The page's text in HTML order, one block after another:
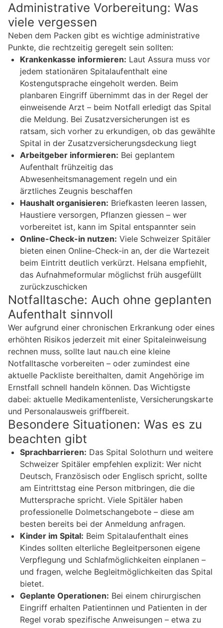
Administrative Vorbereitung: Was
viele vergessen
Neben dem Packen gibt es wichtige administrative
Punkte, die rechtzeitig geregelt sein sollten:
Krankenkasse informieren: Laut Assura muss vor
jedem stationären Spitalaufenthalt eine
Kostengutsprache eingeholt werden. Beim
planbaren Eingriff übernimmt das in der Regel der
einweisende Arzt – beim Notfall erledigt das Spital
die Meldung. Bei Zusatzversicherungen ist es
ratsam, sich vorher zu erkundigen, ob das gewählte
Spital in der Zusatzversicherungsdeckung liegt
Arbeitgeber informieren: Bei geplantem
Aufenthalt frühzeitig das
Abwesenheitsmanagement regeln und ein
ärztliches Zeugnis beschaffen
Haushalt organisieren: Briefkasten leeren lassen,
Haustiere versorgen, Pflanzen giessen – wer
vorbereitet ist, kann im Spital entspannter sein
Online-Check-in nutzen: Viele Schweizer Spitäler
bieten einen Online-Check-in an, der die Wartezeit
beim Eintritt deutlich verkürzt. Helsana empfiehlt,
das Aufnahmeformular möglichst früh ausgefüllt
zurückzuschicken
Notfalltasche: Auch ohne geplanten
Aufenthalt sinnvoll
Wer aufgrund einer chronischen Erkrankung oder eines
erhöhten Risikos jederzeit mit einer Spitaleinweisung
rechnen muss, sollte laut nau.ch eine kleine
Notfalltasche vorbereiten – oder zumindest eine
aktuelle Packliste bereithalten, damit Angehörige im
Ernstfall schnell handeln können. Das Wichtigste
dabei: aktuelle Medikamentenliste, Versicherungskarte
und Personalausweis griffbereit.
Besondere Situationen: Was es zu
beachten gibt
Sprachbarrieren: Das Spital Solothurn und weitere
Schweizer Spitäler empfehlen explizit: Wer nicht
Deutsch, Französisch oder Englisch spricht, sollte
am Eintrittstag eine Person mitbringen, die die
Muttersprache spricht. Viele Spitäler haben
professionelle Dolmetschangebote – diese am
besten bereits bei der Anmeldung anfragen.
Kinder im Spital: Beim Spitalaufenthalt eines
Kindes sollten elterliche Begleitpersonen eigene
Verpflegung und Schlafmöglichkeiten einplanen –
und fragen, welche Begleitmöglichkeiten das Spital
bietet.
Geplante Operationen: Bei einem chirurgischen
Eingriff erhalten Patientinnen und Patienten in der
Regel vorab spezifische Anweisungen – etwa zu